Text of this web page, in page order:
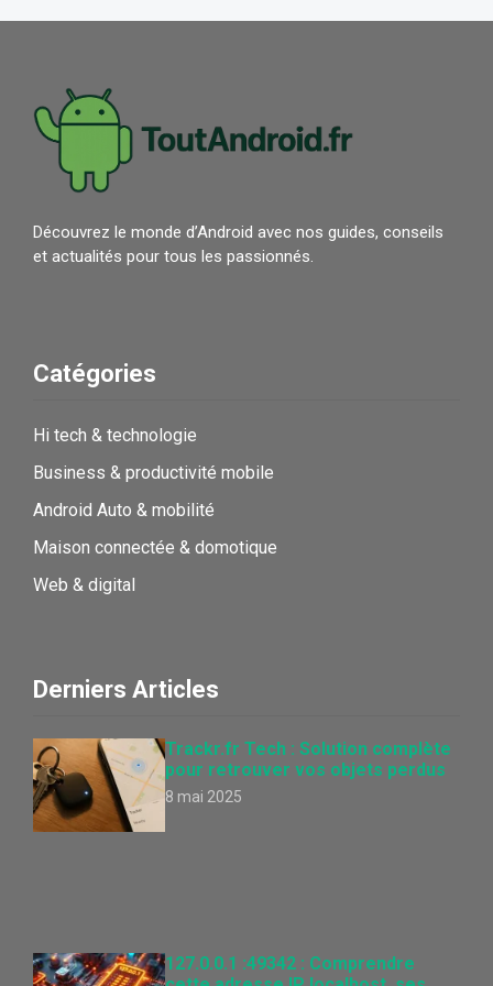
Découvrez le monde d’Android avec nos guides, conseils
et actualités pour tous les passionnés.
Catégories
Hi tech & technologie
Business & productivité mobile
Android Auto & mobilité
Maison connectée & domotique
Web & digital
Derniers Articles
Trackr.fr Tech : Solution complète
pour retrouver vos objets perdus
8 mai 2025
127.0.0.1 :49342 : Comprendre